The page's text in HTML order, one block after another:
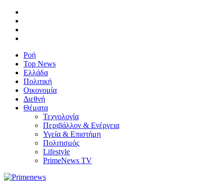
Ροή
Top News
Ελλάδα
Πολιτική
Οικονομία
Διεθνή
Θέματα
Τεχνολογία
Περιβάλλον & Ενέργεια
Υγεία & Επιστήμη
Πολιτισμός
Lifestyle
PrimeNews TV